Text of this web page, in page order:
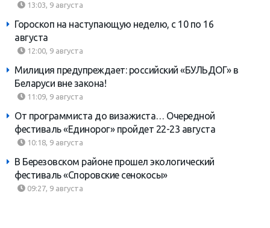
13:03, 9 августа
Гороскоп на наступающую неделю, с 10 по 16
августа
12:00, 9 августа
Милиция предупреждает: российский «БУЛЬДОГ» в
Беларуси вне закона!
11:09, 9 августа
От программиста до визажиста… Очередной
фестиваль «Единорог» пройдет 22-23 августа
10:18, 9 августа
В Березовском районе прошел экологический
фестиваль «Споровские сенокосы»
09:27, 9 августа